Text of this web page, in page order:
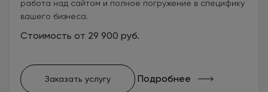
работа над сайтом и полное погружение в специфику
вашего бизнеса.
Стоимость от 29 900 руб.
Заказать услугу Подробнее